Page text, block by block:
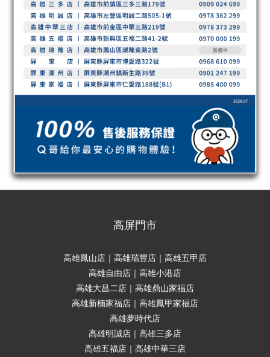
高屏門市
高雄鳳山店｜高雄瑞豐店｜高雄五甲店
高雄自由店｜高雄小港店
高雄大昌二店｜高雄鼎山家福店
高雄新楠家福店｜高雄鳳甲家福店
高雄夢時代店
高雄明誠店｜高雄三多店
高雄五福店｜高雄中華三店